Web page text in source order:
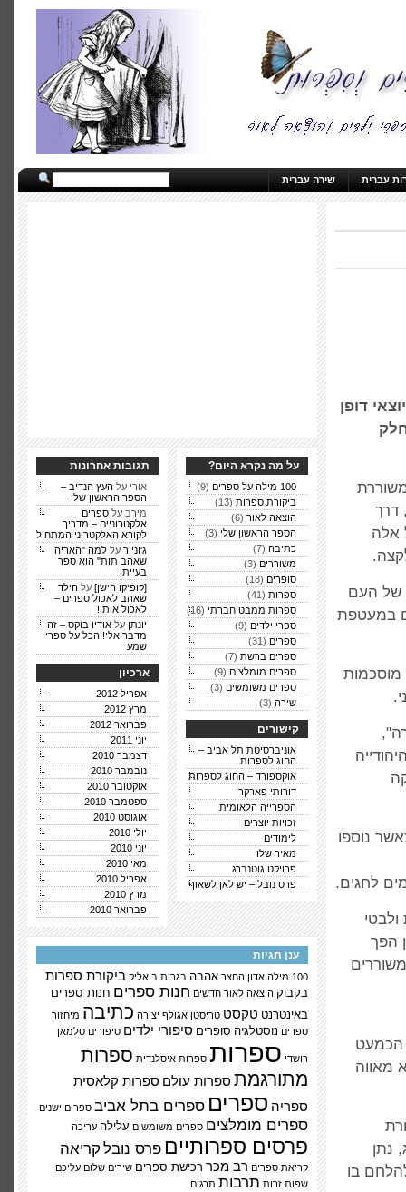
עברית שירה עברית
דופן
דרך
אלה
של העם
במעטפת
מוסכמות
נוספו
לחגים.
הפך
הכמעט
מאווה
נתן
בו
על מה נקרא היום?
100 מילה על ספרים
(9)
ביקורת ספרות (13)
הוצאה לאור (6)
הספר הראשון שלי (3)
כתיבה (7)
משוררים (3)
סופרים (18)
ספרות (41)
ספרות ממבט חברתי (16)
ספרי ילדים (9)
ספרים (31)
ספרים ברשת (7)
ספרים מומלצים (9)
ספרים משומשים (3)
שירה (3)
קישורים
אוניברסיטת תל אביב –
החוג לספרות
אוקספורד – החוג לספרות
דורותי פארקר
הספרייה הלאומית
זכויות יוצרים
לימודים
מאיר שלו
פרויקט גוטנברג
פרס נובל – יש לאן לשאוף
תגובות אחרונות
אורי על העץ הנדיב –
הספר הראשון שלי
מירב על ספרים
אלקטרוניים – מדריך
לקורא האלקטרוני המתחיל
ג'וניור על למה "האריה
שאהב תות" הוא ספר
בעייתי
[קופיקו הישן] על הילד
שאהב לאכול ספרים –
לאכול אותו!
יונתן על אודיו בוקס – זה
מדבר אלי! הכל על ספרי
שמע
ארכיון
אפריל 2012
מרץ 2012
פברואר 2012
יוני 2011
דצמבר 2010
נובמבר 2010
אוקטובר 2010
ספטמבר 2010
אוגוסט 2010
יולי 2010
יוני 2010
מאי 2010
אפריל 2010
מרץ 2010
פברואר 2010
ענן תגיות
100 מילה אדון החצר אהבה בגרות ביאליק ביקורת ספרות
בקבוק הוצאה לאור חדשים חנות ספרים חנות ספרים
באינטרנט טקסט טריסטן אגולף יצירה כתיבה מיחזור
ספרים נוסטלגיה סופרים סיפורי ילדים סיפורים סלמאן
רושדי ספרות ספרות איסלנדית ספרות
מתורגמת ספרות עולם ספרות קלאסית
ספריה ספרים ספרים בתל אביב ספרים ישנים
ספרים מומלצים ספרים משומשים עלילה עריכה
פרסים ספרותיים פרס נובל קריאה
קריאת ספרים רב מכר רכישת ספרים שירים שלום עליכם
שפות זרות תרבות תרגום